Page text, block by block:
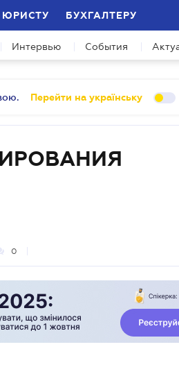
ЮРИСТУ БУХГАЛТЕРУ
Интервью События
Перейти на українську
0